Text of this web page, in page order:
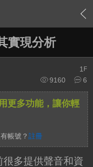
› 內容
實現分析
1 F
9160
6
更多功能，讓你輕
帳號？ 註冊
多提供聲音和資